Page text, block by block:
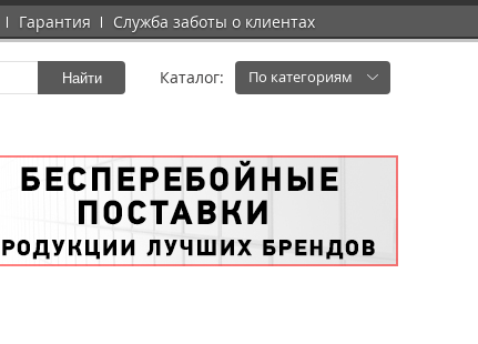
Гарантия Служба заботы о клиентах
Найти Каталог: По категориям